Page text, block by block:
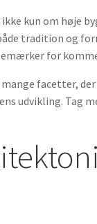
kun om høje
tradition og
for
mange facetter,
udvikling. Tag